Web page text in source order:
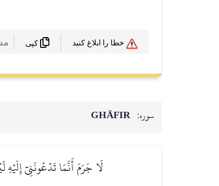
سوره: GHĀFIR
لَا جَرَمَ أَنَّمَا تَدۡعُونَنِيٓ